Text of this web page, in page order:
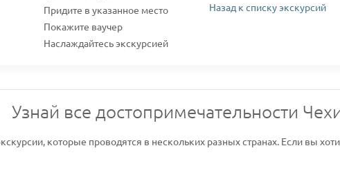
Придите в указанное место
Покажите ваучер
Наслаждайтесь экскурсией
Назад к списку экскурсий
Узнай все достопримечательности
которые проводятся в нескольких разных странах. Если вы